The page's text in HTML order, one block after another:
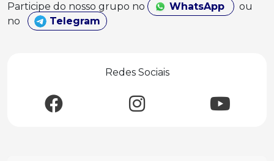
Participe do nosso grupo no WhatsApp
ou
no
Telegram
Redes Sociais